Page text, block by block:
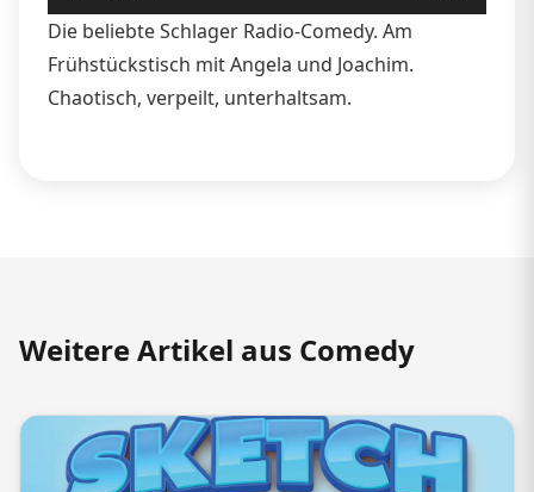
Player
Die beliebte Schlager Radio-Comedy. Am
Frühstückstisch mit Angela und Joachim.
Chaotisch, verpeilt, unterhaltsam.
Weitere Artikel aus Comedy